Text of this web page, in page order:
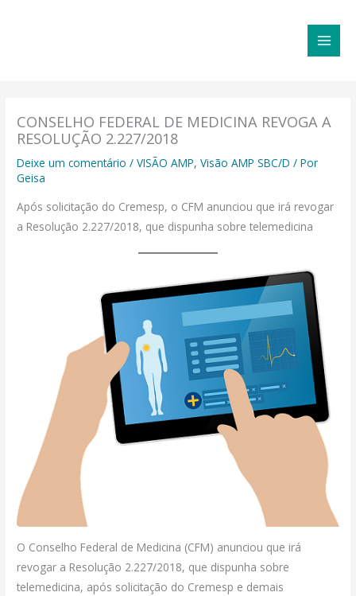
CONSELHO FEDERAL DE MEDICINA REVOGA A
RESOLUÇÃO 2.227/2018
Deixe um comentário /VISÃO AMP,Visão AMP SBC/D / Por
Geisa
Após solicitação do Cremesp, o CFM anunciou que irá revogar
a Resolução 2.227/2018, que dispunha sobre telemedicina
O Conselho Federal de Medicina (CFM) anunciou que irá
revogar a Resolução 2.227/2018, que dispunha sobre
telemedicina, após solicitação do Cremesp e demais